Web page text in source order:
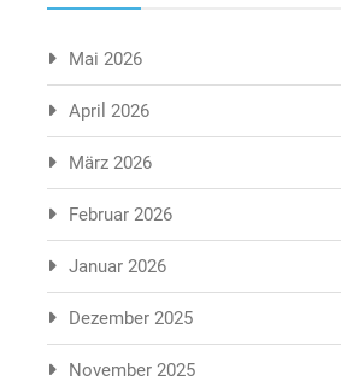
Mai 2026
April 2026
März 2026
Februar 2026
Januar 2026
Dezember 2025
November 2025